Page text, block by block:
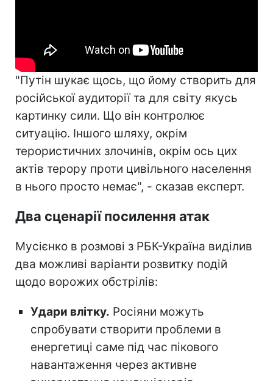
"Путін шукає щось, що йому створить для
російської аудиторії та для світу якусь
картинку сили. Що він контролює
ситуацію. Іншого шляху, окрім
терористичних злочинів, окрім ось цих
актів терору проти цивільного населення
в нього просто немає", - сказав експерт.
Два сценарії посилення атак
Мусієнко в розмові з РБК-Україна виділив
два можливі варіанти розвитку подій
щодо ворожих обстрілів:
Удари влітку. Росіяни можуть
спробувати створити проблеми в
енергетиці саме під час пікового
навантаження через активне